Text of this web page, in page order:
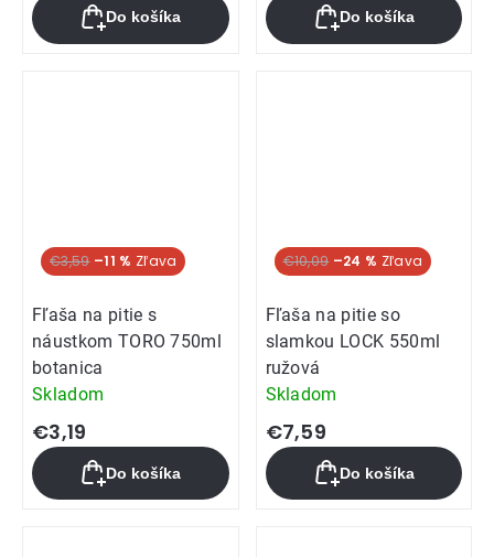
Do košíka Do košíka
€3,59 –11 %
Fľaša na pitie s
náustkom TORO 750ml
botanica
Skladom
€3,19
Do košíka
Akcia
€10,09 –24 %
Fľaša na pitie so
slamkou LOCK 550ml
ružová
Skladom
€7,59
Do košíka